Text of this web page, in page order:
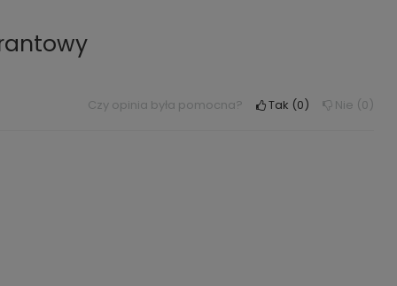
Czy opinia była pomocna? Tak 0 Nie 0